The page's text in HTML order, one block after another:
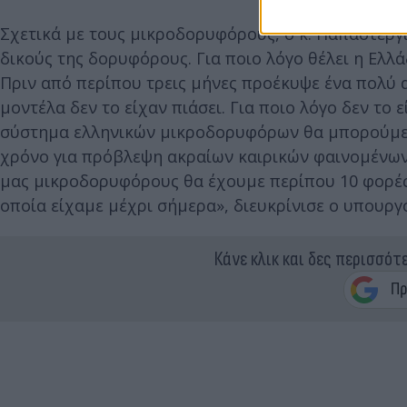
Σχετικά με τους μικροδορυφόρους, ο κ.
δικούς της δορυφόρους. Για ποιο λόγο θέλει η
Πριν από περίπου τρεις μήνες προέκυψε ένα
μοντέλα δεν το είχαν πιάσει. Για ποιο λόγο δεν
σύστημα ελληνικών μικροδορυφόρων θα
χρόνο για πρόβλεψη ακραίων καιρικών
μας μικροδορυφόρους θα έχουμε περίπου 10
οποία είχαμε μέχρι σήμερα», διευκρίνισε ο
Κάνε κλικ και δες